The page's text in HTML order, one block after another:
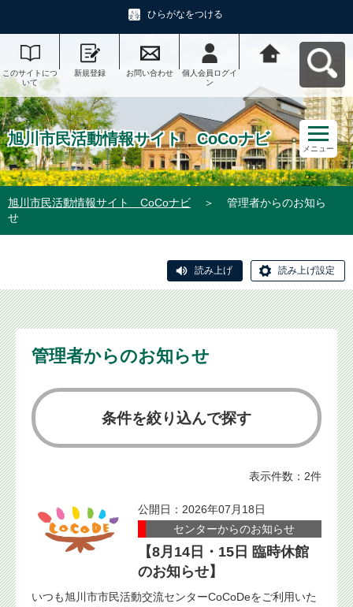
ひらがなをつける
このサイトにつ
いて
新規登録 お問い合わせ
個人会員ログイ
ン
ナビへ戻る
旭川市民活動情報サイト CoCoナビ
メニュー
旭川市民活動情報サイト CoCoナビ ＞
管理者からのお知ら
せ
読み上げ 読み上げ設定
管理者からのお知らせ
条件を絞り込んで探す
表示件数：2件
公開日：2026年07月18日
センターからのお知らせ
【8月14日・15日 臨時休館
のお知らせ】
いつも旭川市市民活動交流センターCoCoDeをご利用いた